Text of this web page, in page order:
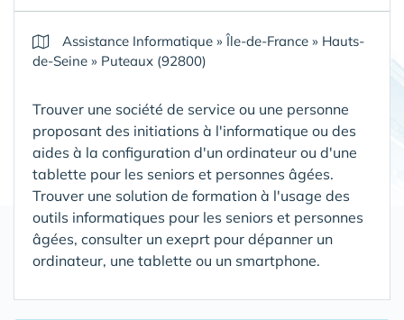
Assistance Informatique »Île-de-France » Hauts-
de-Seine » Puteaux (92800)
Trouver une société de service ou une personne
proposant des initiations à l'informatique ou des
aides à la configuration d'un ordinateur ou d'une
tablette pour les seniors et personnes âgées.
Trouver une solution de formation à l'usage des
outils informatiques pour les seniors et personnes
âgées, consulter un exeprt pour dépanner un
ordinateur, une tablette ou un smartphone.